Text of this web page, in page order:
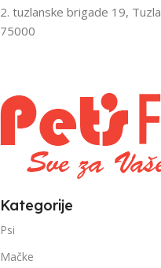
FILTRIRAJ PO TEŽINI
1kg – 3kg
2. tuzlanske brigade 19, Tuzla
75000
Kategorije
Psi
Mačke